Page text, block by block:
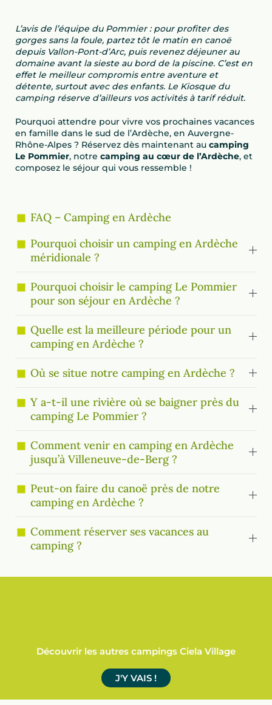
L’avis de l’équipe du Pommier : pour profiter des
gorges sans la foule, partez tôt le matin en canoë
depuis Vallon-Pont-d’Arc, puis revenez déjeuner au
domaine avant la sieste au bord de la piscine. C’est en
effet le meilleur compromis entre aventure et
détente, surtout avec des enfants. Le Kiosque du
camping réserve d’ailleurs vos activités à tarif réduit.
Pourquoi attendre pour vivre vos prochaines vacances
en famille dans le sud de l’Ardèche, en Auvergne-
Rhône-Alpes ? Réservez dès maintenant au camping
Le Pommier, notre camping au cœur de l’Ardèche, et
composez le séjour qui vous ressemble !
FAQ – Camping en Ardèche
Pourquoi choisir un camping en Ardèche
méridionale ?
Pourquoi choisir le camping Le Pommier
pour son séjour en Ardèche ?
Quelle est la meilleure période pour un
camping en Ardèche ?
Où se situe notre camping en Ardèche ?
Y a-t-il une rivière où se baigner près du
camping Le Pommier ?
Comment venir en camping en Ardèche
jusqu’à Villeneuve-de-Berg ?
Peut-on faire du canoë près de notre
camping en Ardèche ?
Comment réserver ses vacances au
camping ?
Découvrir les autres campings Ciela Village
J'Y VAIS !